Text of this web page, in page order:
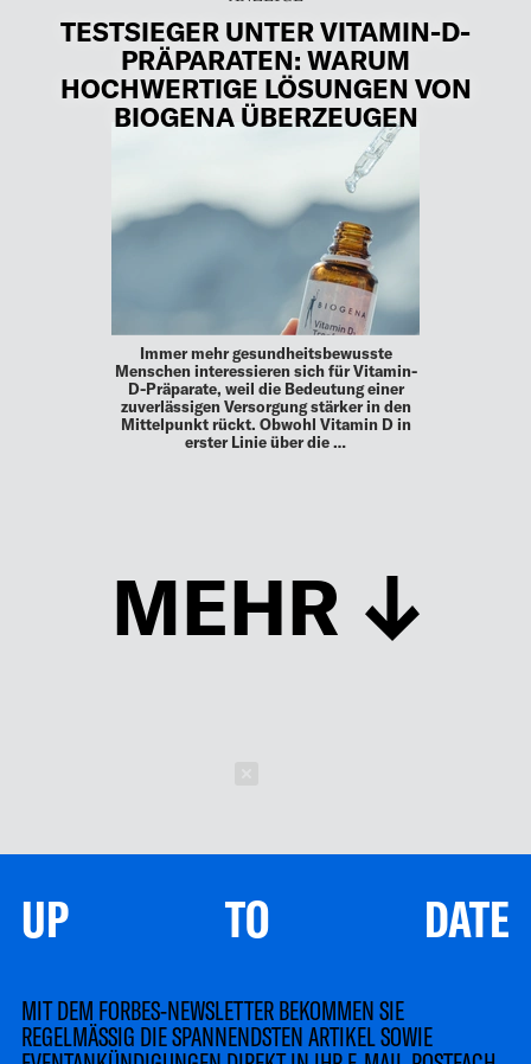
TESTSIEGER UNTER VITAMIN-D-
PRÄPARATEN: WARUM
HOCHWERTIGE LÖSUNGEN VON
BIOGENA ÜBERZEUGEN
Immer mehr gesundheitsbewusste
Menschen interessieren sich für Vitamin-
D-Präparate, weil die Bedeutung einer
zuverlässigen Versorgung stärker in den
Mittelpunkt rückt. Obwohl Vitamin D in
erster Linie über die …
MEHR
UP TO DATE
MIT DEM FORBES-NEWSLETTER BEKOMMEN SIE
REGELMÄSSIG DIE SPANNENDSTEN ARTIKEL SOWIE